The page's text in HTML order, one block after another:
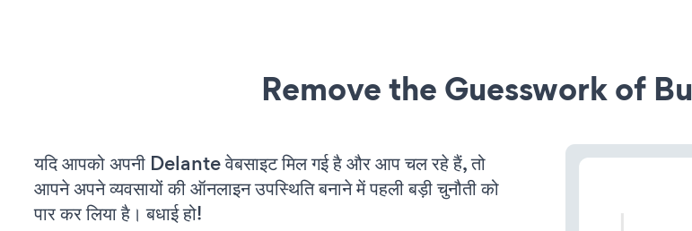
Remove the Guesswork of
यदि आपको अपनी Delante वेबसाइट मिल गई है और आप चल रहे हैं, तो
आपने अपने व्यवसायों की ऑनलाइन उपस्थिति बनाने में पहली बड़ी चुनौती को
पार कर लिया है। बधाई हो!